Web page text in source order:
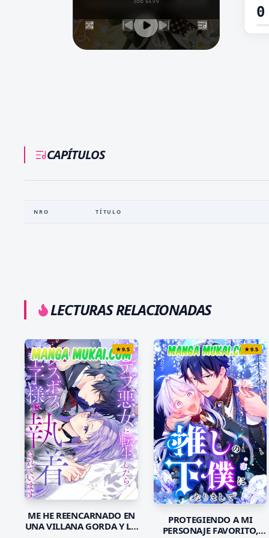
0
CAPÍTULOS
NRO TÍTULO
LECTURAS RELACIONADAS
★9.5
ME HE REENCARNADO EN
UNA VILLANA GORDA Y LO
★9.5
PROTEGIENDO A MI
PERSONAJE FAVORITO,